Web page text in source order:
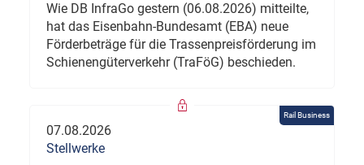
Wie DB InfraGo gestern (06.08.2026) mitteilte,
hat das Eisenbahn-Bundesamt (EBA) neue
Förderbeträge für die Trassenpreisförderung im
Schienengüterverkehr (TraFöG) beschieden.
Rail Business
07.08.2026
Stellwerke